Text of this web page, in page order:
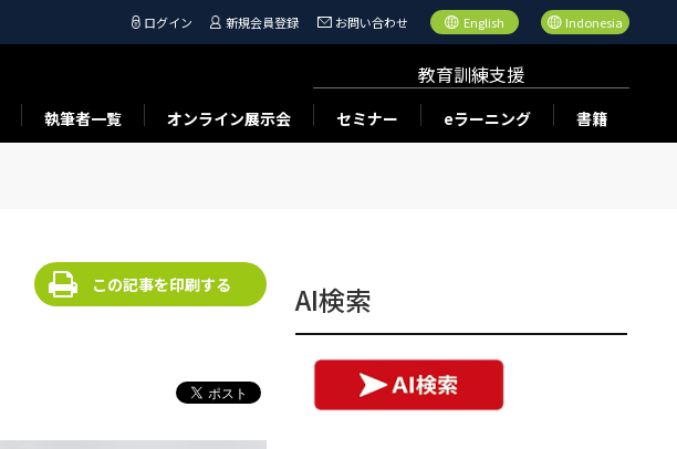
ログイン 新規会員登録 お問い合わせ English Indonesia
執筆者一覧 オンライン展示会
教育訓練支援
セミナー eラーニング 書籍
この記事を印刷する AI検索